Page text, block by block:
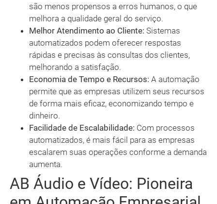
são menos propensos a erros humanos, o que
melhora a qualidade geral do serviço.
Melhor Atendimento ao Cliente: Sistemas
automatizados podem oferecer respostas
rápidas e precisas às consultas dos clientes,
melhorando a satisfação.
Economia de Tempo e Recursos: A automação
permite que as empresas utilizem seus recursos
de forma mais eficaz, economizando tempo e
dinheiro.
Facilidade de Escalabilidade: Com processos
automatizados, é mais fácil para as empresas
escalarem suas operações conforme a demanda
aumenta.
AB Áudio e Vídeo: Pioneira